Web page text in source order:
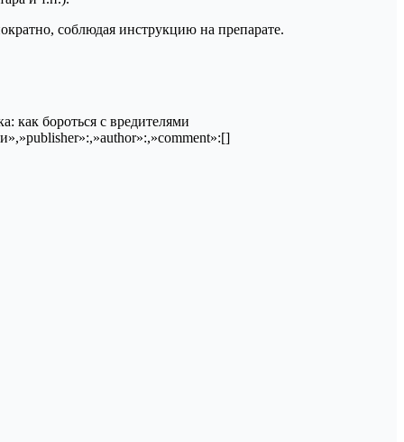
соблюдая инструкцию на препарате.
как бороться с вредителями